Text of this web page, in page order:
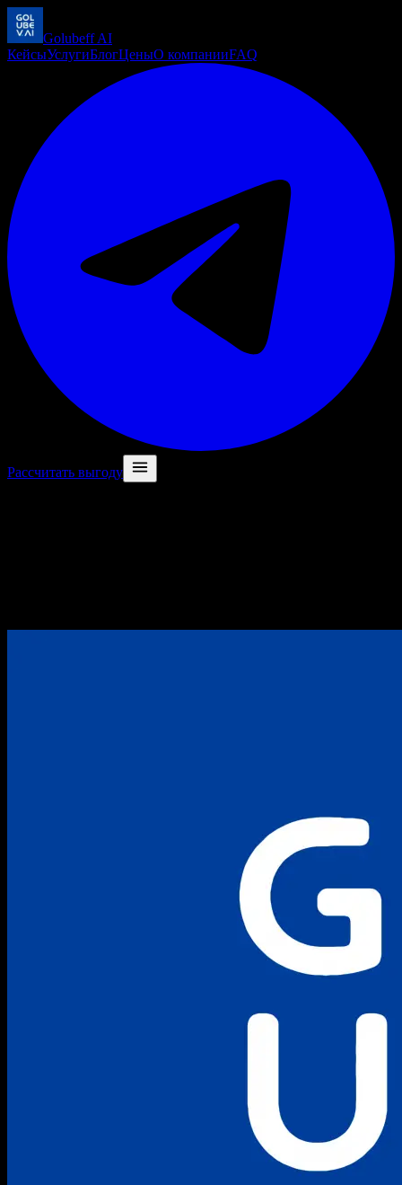
GolubeffAI
КейсыУслугиБлогЦеныО компанииFAQ
Рассчитать выгоду